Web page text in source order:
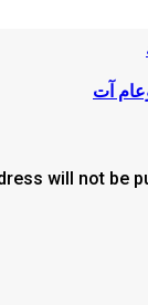
آت
will not be